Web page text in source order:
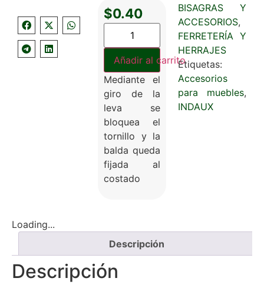
$0.40
Añadir al carrito
Mediante el
giro de la
leva se
bloquea el
tornillo y la
balda queda
fijada al
costado
BISAGRAS Y
ACCESORIOS,
FERRETERÍA Y
HERRAJES
Etiquetas:
Accesorios
para muebles,
INDAUX
Loading...
Descripción
Descripción